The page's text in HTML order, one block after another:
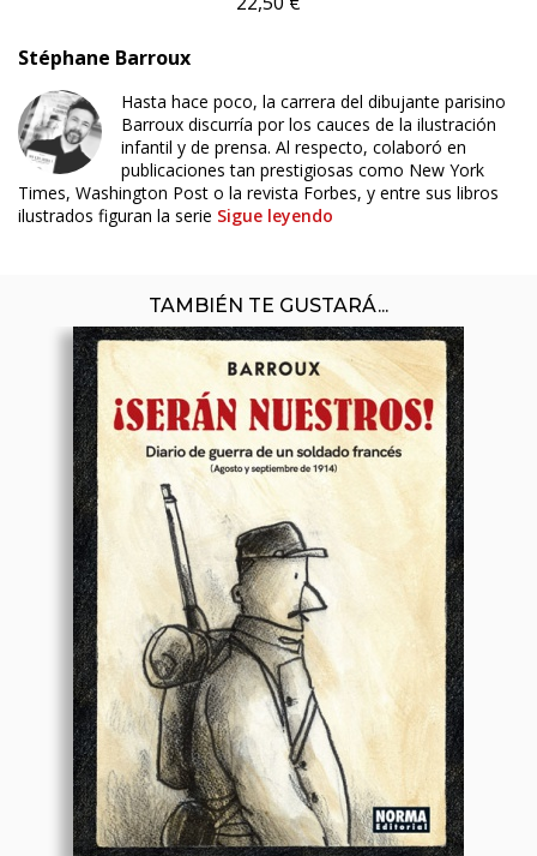
Stéphane Barroux
Hasta hace poco, la carrera del dibujante parisino
Barroux discurría por los cauces de la ilustración
infantil y de prensa. Al respecto, colaboró en
publicaciones tan prestigiosas como New York
Times, Washington Post o la revista Forbes, y entre sus libros
ilustrados figuran la serie Sigue leyendo
TAMBIÉN TE GUSTARÁ...